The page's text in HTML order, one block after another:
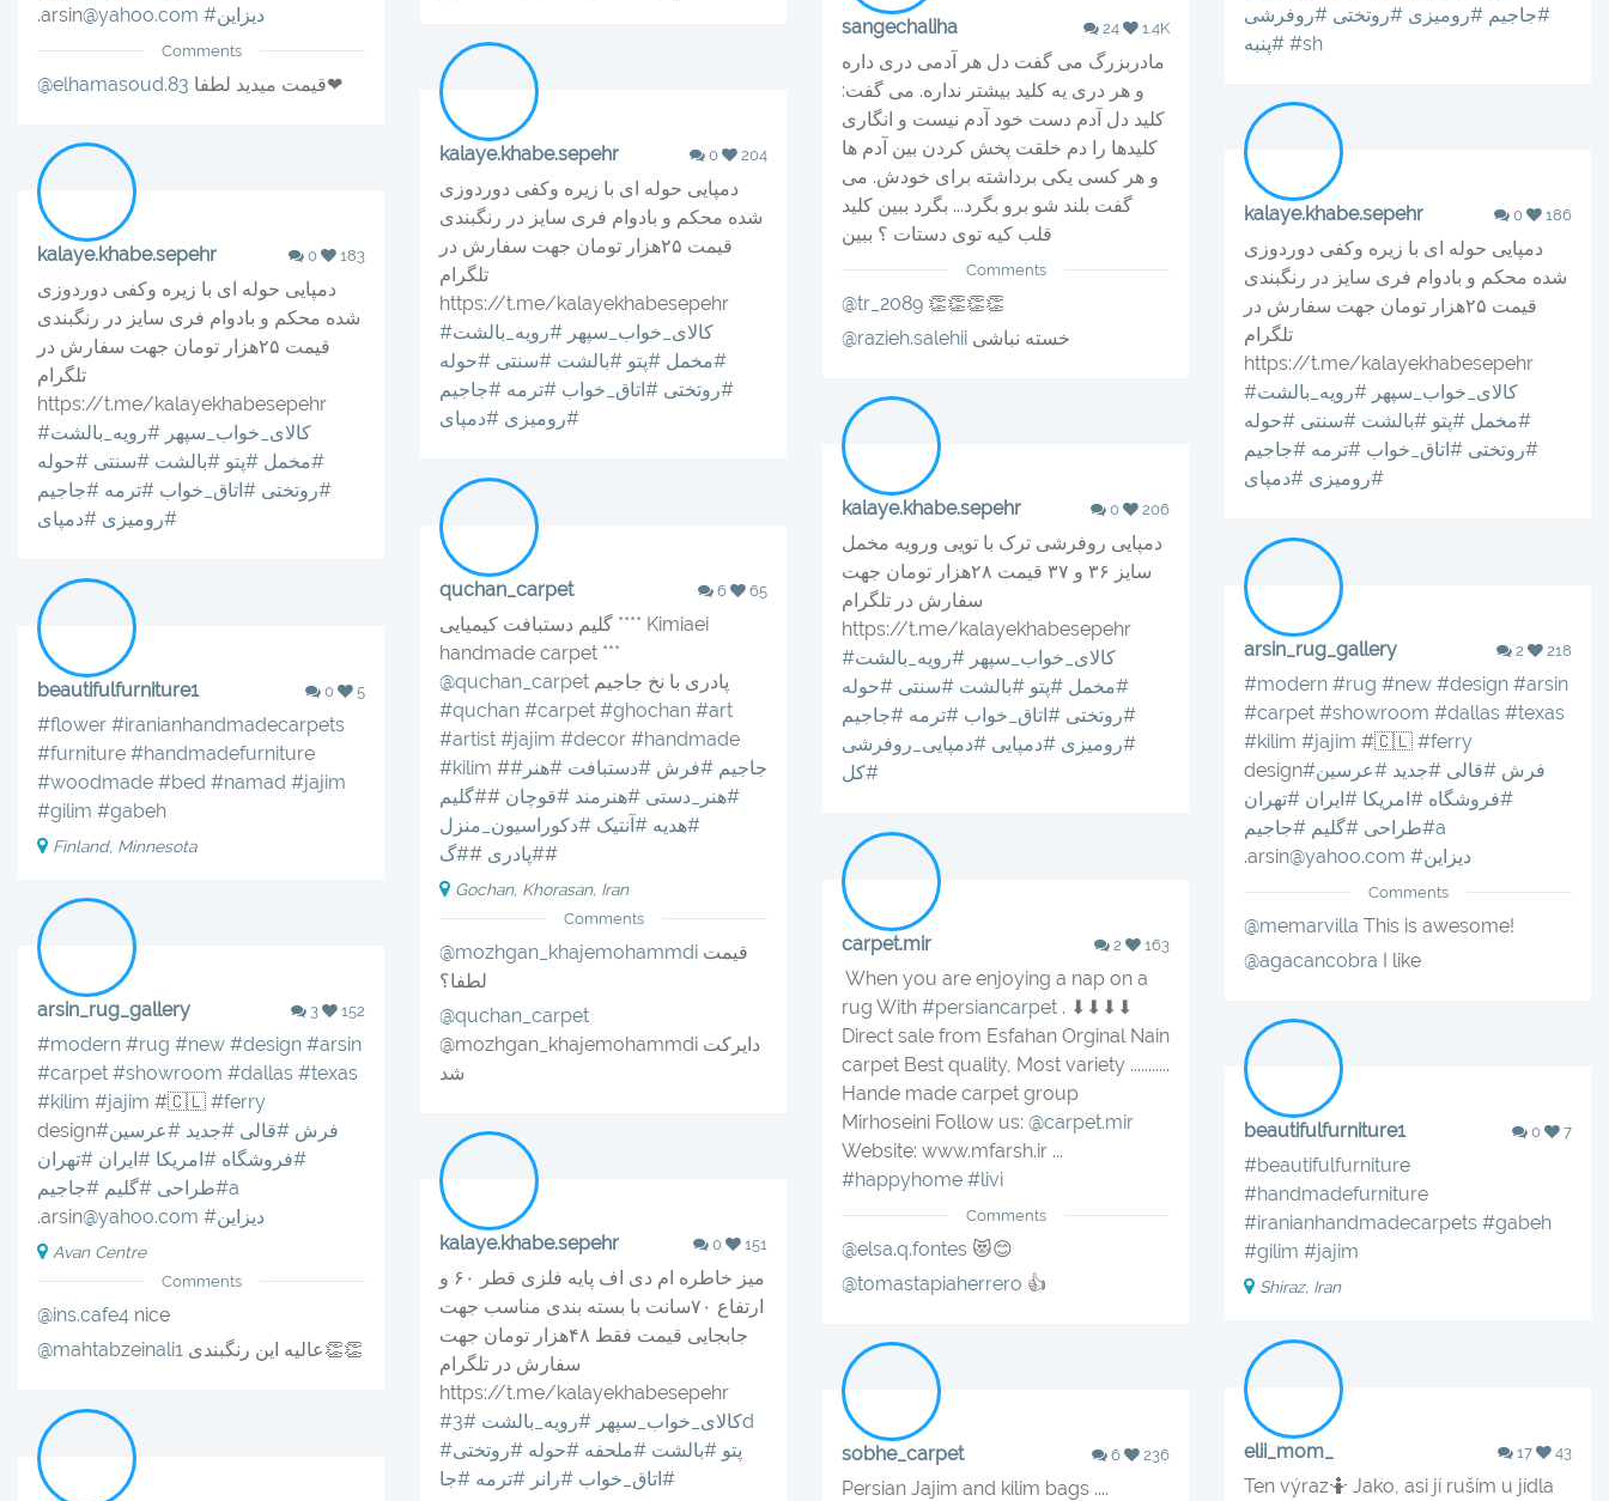
#جاجیم #رومیزی #روتختی #روفرشی
#پنبه #sh
.arsin@yahoo.com #ديزاين
Comments
@elhamasoud.83 قیمت میدید لطفا❤
sangechaliha 24 1.4K
مادربزرگ می گفت دل هر آدمی دری داره
و هر دری یه کلید بیشتر نداره. می گفت:
کلید دل آدم دست خود آدم نیست و انگاری
کلیدها را دم خلقت پخش کردن بین آدم ها
و هر کسی یکی برداشته برای خودش. می
گفت بلند شو برو بگرد... بگرد ببین کلید
قلب کیه توی دستات ؟ ببین
Comments
@tr_2089 👏👏👏👏
@razieh.salehii خسته نباشی
kalaye.khabe.sepehr 0 204
دمپایی حوله ای با زیره وکفی دوردوزی
شده محکم و بادوام فری سایز در رنگبندی
قیمت ۲۵هزار تومان جهت سفارش در
تلگرام
https://t.me/kalayekhabesepehr
#کالای_خواب_سپهر #رویه_بالشت
#مخمل #پتو #بالشت #سنتی #حوله
#روتختی #اتاق_خواب #ترمه #جاجیم
#رومیزی #دمپای
kalaye.khabe.sepehr 0 186
دمپایی حوله ای با زیره وکفی دوردوزی
شده محکم و بادوام فری سایز در رنگبندی
قیمت ۲۵هزار تومان جهت سفارش در
تلگرام
https://t.me/kalayekhabesepehr
#کالای_خواب_سپهر #رویه_بالشت
#مخمل #پتو #بالشت #سنتی #حوله
#روتختی #اتاق_خواب #ترمه #جاجیم
#رومیزی #دمپای
kalaye.khabe.sepehr 0 183
دمپایی حوله ای با زیره وکفی دوردوزی
شده محکم و بادوام فری سایز در رنگبندی
قیمت ۲۵هزار تومان جهت سفارش در
تلگرام
https://t.me/kalayekhabesepehr
#کالای_خواب_سپهر #رویه_بالشت
#مخمل #پتو #بالشت #سنتی #حوله
#روتختی #اتاق_خواب #ترمه #جاجیم
#رومیزی #دمپای kalaye.khabe.sepehr 0 206
دمپایی روفرشی ترک با تویی ورویه مخمل
سایز ۳۶ و ۳۷ قیمت ۲۸هزار تومان جهت
سفارش در تلگرام
https://t.me/kalayekhabesepehr
#کالای_خواب_سپهر #رویه_بالشت
#مخمل #پتو #بالشت #سنتی #حوله
#روتختی #اتاق_خواب #ترمه #جاجیم
#رومیزی #دمپایی #دمپایی_روفرشی
#کل
quchan_carpet 6 65
گلیم دستبافت کیمیایی **** Kimiaei
handmade carpet ***
@quchan_carpet پادری با نخ جاجیم
#quchan #carpet #ghochan #art
#artist #jajim #decor #handmade
#kilim # #جاجیم #فرش #دستبافت #هنر
#هنر_دستی #هنرمند #قوچان ##گلیم
#هدیه #آنتیک #دکوراسیون_منزل
##پادری ##گ
Gochan, Khorasan, Iran
Comments
@mozhgan_khajemohammdi
لطفا؟
@quchan_carpet
@mozhgan_khajemohammdi دایرکت
شد
arsin_rug_gallery 2 218
#modern #rug #new #design #arsin
#carpet #showroom #dallas #texas
#kilim #jajim #🇨🇱 #ferry
design
#فرش #قالى #جديد #عرسين
#فروشگاه #امريكا #ايران #تهران
#طراحى #گليم
#جاجيمa
.arsin@yahoo.com #ديزاين
Comments
@memarvilla This is awesome!
@agacancobra I like
beautifulfurniture1 0 5
#flower #iranianhandmadecarpets
#furniture #handmadefurniture
#woodmade #bed #namad #jajim
#gilim #gabeh
Finland, Minnesota
carpet.mir 2 163
‌ When you are enjoying a nap on a
rug With #persiancarpet . ⬇⬇⬇⬇
Direct sale from Esfahan Orginal Nain
carpet Best quality, Most variety ...........
Hande made carpet group
Mirhoseini Follow us: @carpet.mir
Website: www.mfarsh.ir ...
#happyhome #livi
Comments
@elsa.q.fontes 😻😊
@tomastapiaherrero 👍
arsin_rug_gallery 3 152
#modern #rug #new #design #arsin
#carpet #showroom #dallas #texas
#kilim #jajim #🇨🇱 #ferry
design
#فرش #قالى #جديد #عرسين
#فروشگاه #امريكا #ايران #تهران
#طراحى #گليم
#جاجيمa
.arsin@yahoo.com #ديزاين
Avan Centre
Comments
@ins.cafe4 nice
@mahtabzeinali1
عالیه این رنگبندی👏👏
beautifulfurniture1 0 7
#beautifulfurniture
#handmadefurniture
#iranianhandmadecarpets #gabeh
#gilim #jajim
Shiraz, Iran
kalaye.khabe.sepehr 0 151
میز خاطره ام دی اف پایه فلزی قطر ۶۰ و
ارتفاع ۷۰سانت با بسته بندی مناسب جهت
جابجایی قیمت فقط ۴۸هزار تومان جهت
سفارش در تلگرام
https://t.me/kalayekhabesepehr
#کالای_خواب_سپهر #رویه_بالشت
#3d
#پتو #بالشت #ملحفه #حوله #روتختی
#اتاق_خواب #رانر #ترمه #جا
elii_mom_ 17 43
Ten výraz🤷‍️‍️ Jako, asi jí ruším u jídla️
sobhe_carpet 6 236
Persian Jajim and kilim bags ....